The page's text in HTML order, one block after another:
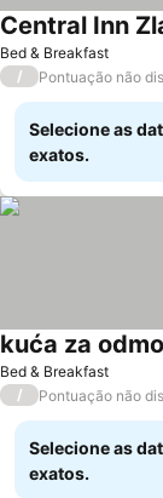
Bed & Breakfast
Central Inn
/ Pontuação não
Selecione as
exatos.
Bed & Breakfast
kuća za
/ Pontuação não
Selecione as
exatos.